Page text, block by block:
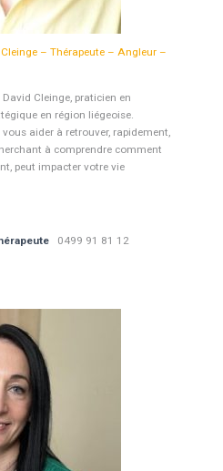
– Thérapeute – Angleur –
Cleinge, praticien en
en région liégeoise.
aider à retrouver, rapidement,
à comprendre comment
peut impacter votre vie
0499 91 81 12